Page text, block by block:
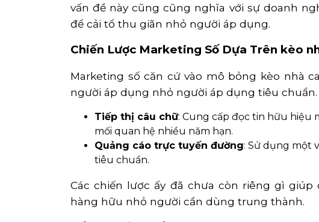
vấn đề này cũng cũng nghĩa với sự doanh
để cải tổ thu giãn nhỏ người áp dụng.
Chiến Lược Marketing Số Dựa Trên kèo
Marketing số căn cứ vào mô bỏng kèo nhà
người áp dụng nhỏ người áp dụng tiêu
Tiếp thị câu chữ: Cung cấp đọc tin hữu hiệu
mối quan hệ nhiều năm hạn.
Quảng cáo trực tuyến đường: Sử dụng một
tiêu chuẩn.
Các chiến lược ấy đã chưa còn riêng gì
hàng hữu nhỏ người cần dùng trung thành.